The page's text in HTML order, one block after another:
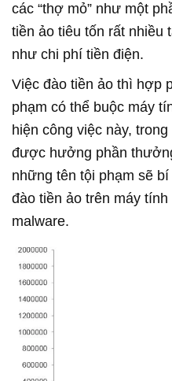
các “thợ mỏ” như một
tiền ảo tiêu tốn rất nhiều
như chi phí tiền điện.
Việc đào tiền ảo thì hợp
phạm có thể buộc máy
hiện công việc này,
được hưởng phần
những tên tội phạm sẽ
đào tiền ảo trên máy
malware.